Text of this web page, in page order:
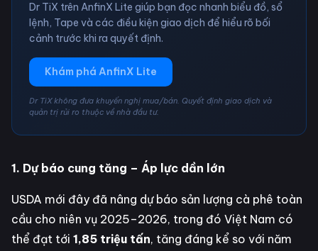
Dr TiX trên AnfinX Lite giúp bạn đọc nhanh biểu đồ, sổ
lệnh, Tape và các điều kiện giao dịch để hiểu rõ bối
cảnh trước khi ra quyết định.
Khám phá AnfinX Lite
Dr TiX không đưa khuyến nghị mua/bán. Quyết định giao dịch và
quản trị rủi ro thuộc về nhà đầu tư.
1. Dự báo cung tăng – Áp lực dần lớn
USDA mới đây đã nâng dự báo sản lượng cà phê toàn
cầu cho niên vụ 2025–2026, trong đó Việt Nam có
thể đạt tới 1,85 triệu tấn, tăng đáng kể so với năm